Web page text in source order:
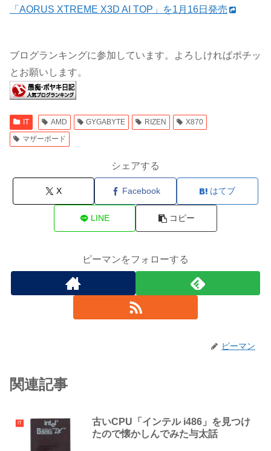
「AORUS XTREME X3D AI TOP」を1月16日発売
ブログランキングに参加しています。よろしければポチッ
とお願いします。
IT AMD GYGABYTE RIZEN
X870
マザーボード
シェアする
X Facebook はてブ
LINE コピー
ピーマンをフォローする
ピーマン
関連記事
IT
古いCPU「インテル i486」を見つけ
たので懐かしんでみた与太話